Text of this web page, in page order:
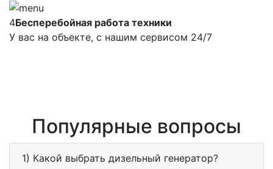
4Бесперебойная работа техники
У вас на объекте, с нашим сервисом 24/7
Популярные вопросы
1) Какой выбрать дизельный генератор?